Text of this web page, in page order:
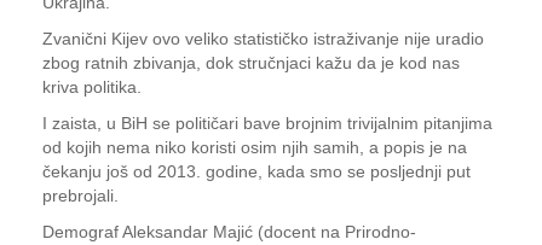
Zvanični Kijev ovo veliko statističko istraživanje nije uradio
zbog ratnih zbivanja, dok stručnjaci kažu da je kod nas
kriva politika.
I zaista, u BiH se političari bave brojnim trivijalnim pitanjima
od kojih nema niko koristi osim njih samih, a popis je na
čekanju još od 2013. godine, kada smo se posljednji put
prebrojali.
Demograf Aleksandar Majić (docent na Prirodno-